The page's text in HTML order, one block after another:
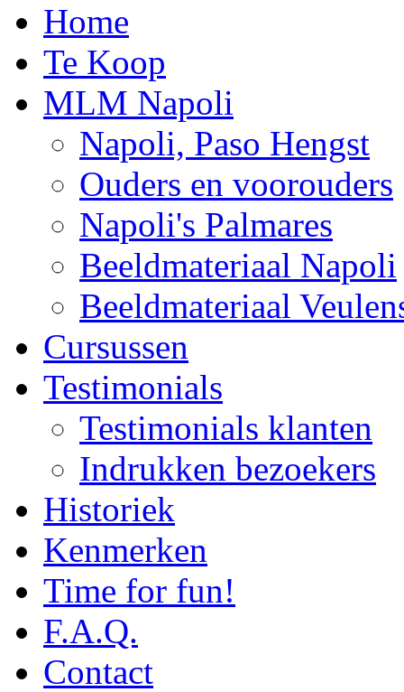
Home
Te Koop
MLM Napoli
Napoli, Paso Hengst
Ouders en voorouders
Napoli's Palmares
Beeldmateriaal Napoli
Beeldmateriaal
Cursussen
Testimonials
Testimonials klanten
Indrukken bezoekers
Historiek
Kenmerken
Time for fun!
F.A.Q.
Contact